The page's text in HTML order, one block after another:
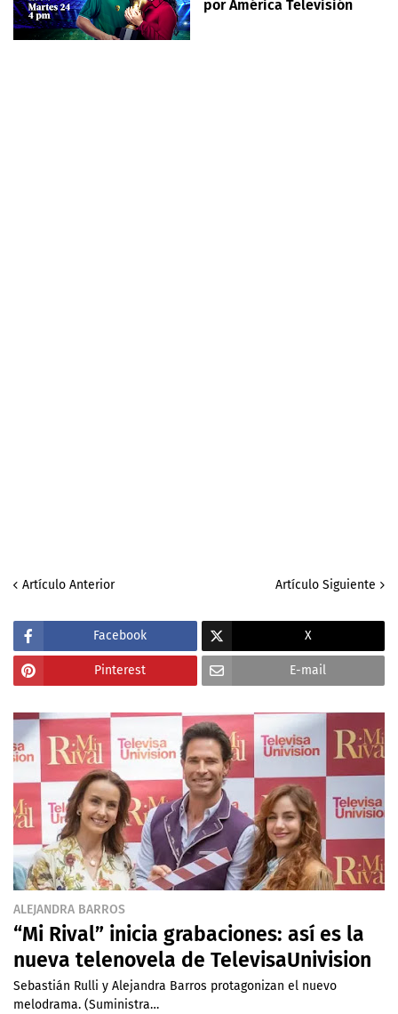
por América Televisión
Artículo Anterior Artículo Siguiente
Facebook X
Pinterest E-mail
ALEJANDRA BARROS
“Mi Rival” inicia grabaciones: así es la
nueva telenovela de TelevisaUnivision
Sebastián Rulli y Alejandra Barros protagonizan el nuevo
melodrama. (Suministra…